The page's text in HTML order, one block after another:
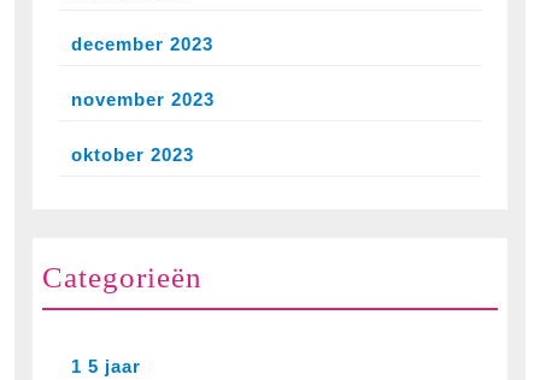
december 2023
november 2023
oktober 2023
Categorieën
1 5 jaar